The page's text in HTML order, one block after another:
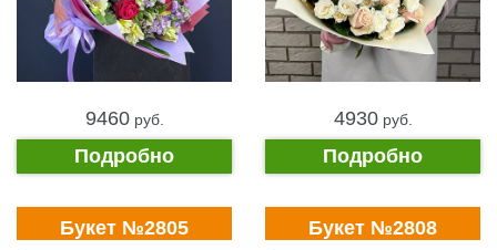
9460pуб.
Подробно
4930pуб.
Подробно
Букет №2805 Букет №2808